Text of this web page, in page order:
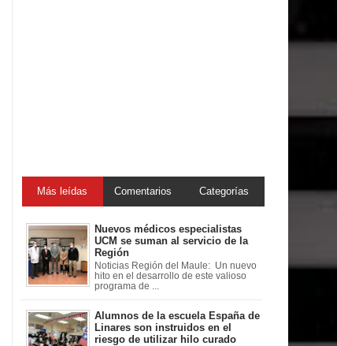
Más leídas Comentarios Categorías
Nuevos médicos especialistas
UCM se suman al servicio de la
Región
Noticias Región del Maule: Un nuevo
hito en el desarrollo de este valioso
programa de ...
Alumnos de la escuela España de
Linares son instruidos en el
riesgo de utilizar hilo curado